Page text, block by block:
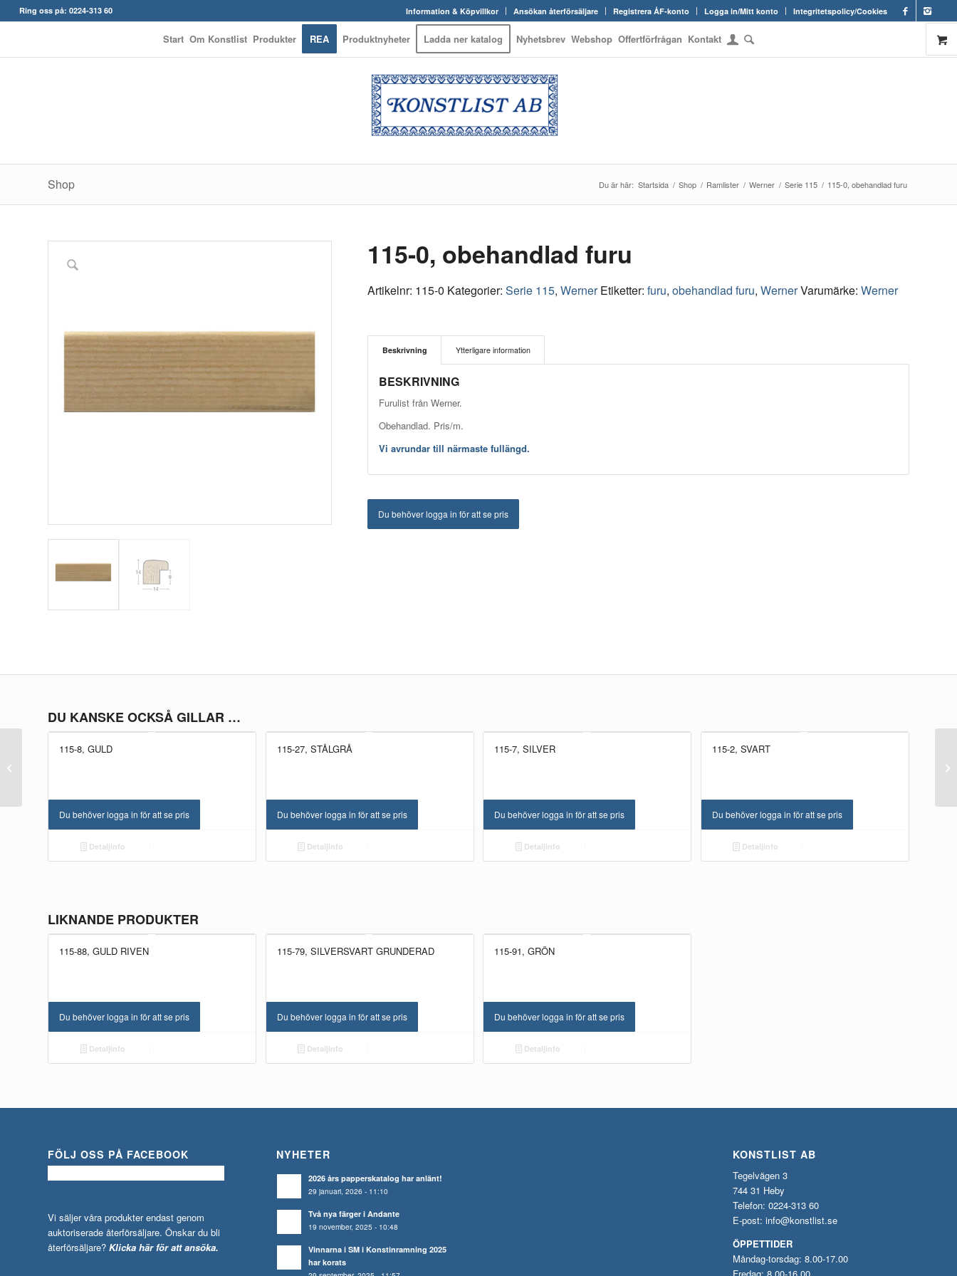
Information & Köpvillkor Ansökan återförsäljare Registrera ÅF-konto Logga in/Mitt konto Integritetspolicy/Cookies
Ring oss på: 0224-313 60
Start Om Konstlist Produkter REA Produktnyheter Ladda ner katalog Nyhetsbrev Webshop Offertförfrågan Kontakt
Shop Du är här: Startsida / Shop / Ramlister / Werner / Serie 115 / 115-0, obehandlad furu
115-0, obehandlad furu
Artikelnr: 115-0 Kategorier:Serie 115,Werner Etiketter:furu,obehandlad furu,WernerVarumärke:Werner
Beskrivning Ytterligare information
BESKRIVNING
Furulist från Werner.
Obehandlad. Pris/m.
Vi avrundar till närmaste fullängd.
Du behöver logga in för att se pris
DU KANSKE OCKSÅ GILLAR …
115-8, GULD
Du behöver logga in för att se pris
Detaljinfo
115-27, STÅLGRÅ
Du behöver logga in för att se pris
Detaljinfo
115-7, SILVER
Du behöver logga in för att se pris
Detaljinfo
115-2, SVART
Du behöver logga in för att se pris
Detaljinfo
LIKNANDE PRODUKTER
115-88, GULD RIVEN
Du behöver logga in för att se pris
Detaljinfo
115-79, SILVERSVART GRUNDERAD
Du behöver logga in för att se pris
Detaljinfo
115-91, GRÖN
Du behöver logga in för att se pris
Detaljinfo
FÖLJ OSS PÅ FACEBOOK
Vi säljer våra produkter endast genom
auktoriserade återförsäljare. Önskar du bli
återförsäljare? Klicka här för att ansöka.
NYHETER
2026 års papperskatalog har anlänt!
29 januari, 2026 - 11:10
Två nya färger i Andante
19 november, 2025 - 10:48
Vinnarna i SM i Konstinramning 2025
har korats
KONSTLIST AB
Tegelvägen 3
744 31 Heby
Telefon: 0224-313 60
E-post: info@konstlist.se
ÖPPETTIDER
Måndag-torsdag: 8.00-17.00
Fredag: 8.00-16.00